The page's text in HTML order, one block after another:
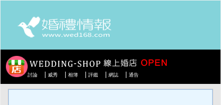
討論 威秀 相簿 評鑑 網誌 通告